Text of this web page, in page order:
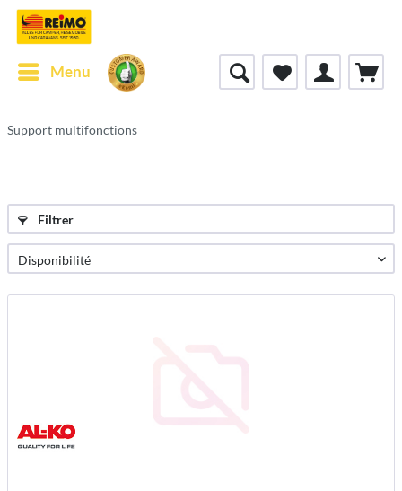
Menu
Support multifonctions
Filtrer